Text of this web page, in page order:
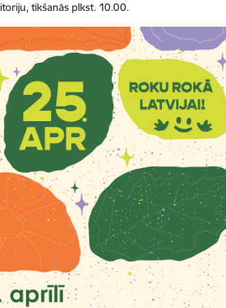
tikšanās plkst. 10.00.